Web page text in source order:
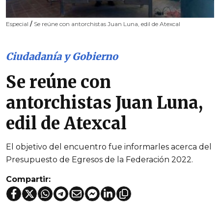
Especial / Se reúne con antorchistas Juan Luna, edil de Atexcal
Ciudadanía y Gobierno
Se reúne con
antorchistas Juan Luna,
edil de Atexcal
El objetivo del encuentro fue informarles acerca del
Presupuesto de Egresos de la Federación 2022.
Compartir: